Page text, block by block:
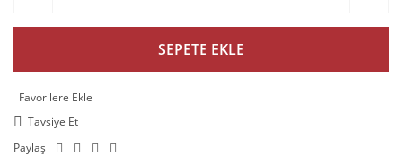
SEPETE EKLE
Tavsiye Et
Paylaş